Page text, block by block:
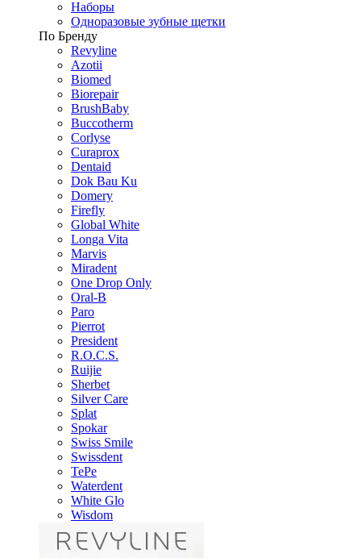
Наборы
Одноразовые зубные щетки
По Бренду
Revyline
Azotii
Biomed
Biorepair
BrushBaby
Buccotherm
Corlyse
Curaprox
Dentaid
Dok Bau Ku
Domery
Firefly
Global White
Longa Vita
Marvis
Miradent
One Drop Only
Oral-B
Paro
Pierrot
President
R.O.C.S.
Ruijie
Sherbet
Silver Care
Splat
Spokar
Swiss Smile
Swissdent
TePe
Waterdent
White Glo
Wisdom